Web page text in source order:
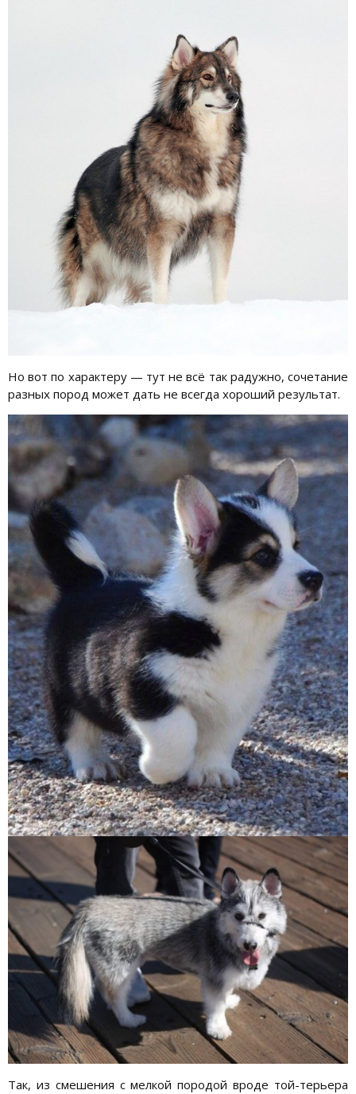
Но вот по характеру — тут не всё так радужно, сочетание
разных пород может дать не всегда хороший результат.
Так, из смешения с мелкой породой вроде той-терьера